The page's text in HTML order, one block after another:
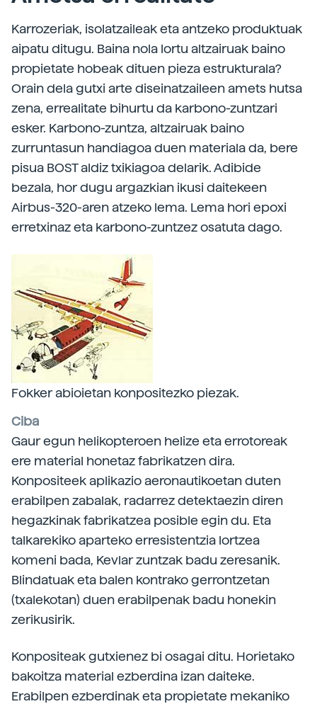
Karrozeriak, isolatzaileak eta antzeko produktuak
aipatu ditugu. Baina nola lortu altzairuak baino
propietate hobeak dituen pieza estrukturala?
Orain dela gutxi arte diseinatzaileen amets hutsa
zena, errealitate bihurtu da karbono-zuntzari
esker. Karbono-zuntza, altzairuak baino
zurruntasun handiagoa duen materiala da, bere
pisua BOST aldiz txikiagoa delarik. Adibide
bezala, hor dugu argazkian ikusi daitekeen
Airbus-320-aren atzeko lema. Lema hori epoxi
erretxinaz eta karbono-zuntzez osatuta dago.
Fokker abioietan konpositezko piezak.
Ciba
Gaur egun helikopteroen helize eta errotoreak
ere material honetaz fabrikatzen dira.
Konpositeek aplikazio aeronautikoetan duten
erabilpen zabalak, radarrez detektaezin diren
hegazkinak fabrikatzea posible egin du. Eta
talkarekiko aparteko erresistentzia lortzea
komeni bada, Kevlar zuntzak badu zeresanik.
Blindatuak eta balen kontrako gerrontzetan
(txalekotan) duen erabilpenak badu honekin
zerikusirik.
Konpositeak gutxienez bi osagai ditu. Horietako
bakoitza material ezberdina izan daiteke.
Erabilpen ezberdinak eta propietate mekaniko